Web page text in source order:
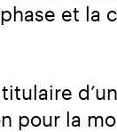
et
pour la